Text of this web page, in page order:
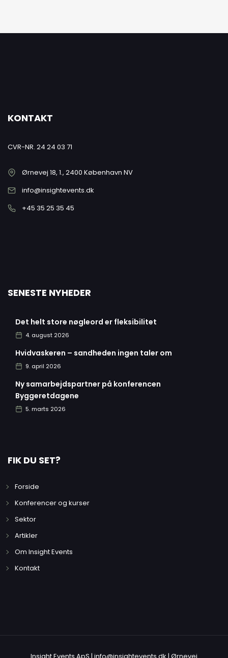
KONTAKT
CVR-NR. 24 24 03 71
Ørnevej 18, 1., 2400 København NV
info@insightevents.dk
+45 35 25 35 45
SENESTE NYHEDER
Det helt store nøgleord er fleksibilitet
4. august 2026
Hvidvaskeren – sandheden ingen taler om
9. april 2026
Ny samarbejdspartner på konferencen
Byggeretdagene
5. marts 2026
FIK DU SET?
Forside
Konferencer og kurser
Sektor
Artikler
Om Insight Events
Kontakt